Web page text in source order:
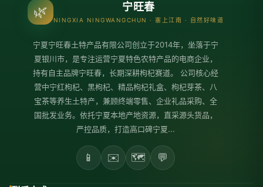
🌿 宁旺春
NINGXIA NINGWANGCHUN · 塞上江南 · 自然好味道
宁夏宁旺春土特产品有限公司创立于2014年，坐落于宁
夏银川市，是专注运营宁夏特色农特产品的电商企业，
持有自主品牌宁旺春，长期深耕枸杞赛道。 公司核心经
营中宁红枸杞、黑枸杞、精品枸杞礼盒、枸杞芽茶、八
宝茶等养生土特产，兼顾终端零售、企业礼品采购、全
国批发业务。依托宁夏本地产地资源，直采源头货品，
严控品质，打造高口碑宁夏...
📱 ✉️ 🗺️ 💬